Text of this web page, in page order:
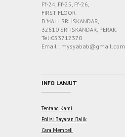
Ff-24, Ff-25, Ff-26,
FIRST FLOOR
D’MALL SRI ISKANDAR,
32610 SRI ISKANDAR, PERAK.
Tel:053712370
Email : mysyabab@gmail.com
INFO LANJUT
Tentang Kami
Polisi Bayaran Balik
Cara Membeli